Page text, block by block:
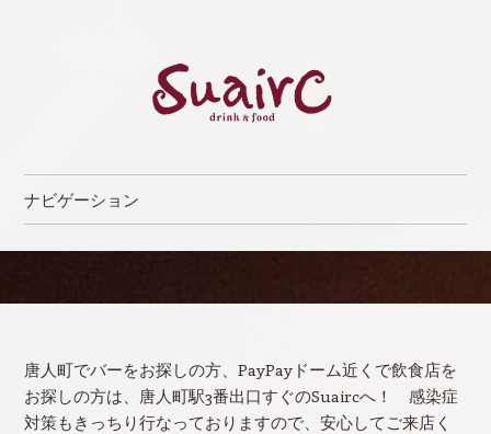
Suairc（スワイク）
ナビゲーション
唐人町でバーをお探しの方、PayPayドーム近くで飲食店を
お探しの方は、唐人町駅3番出口すぐのSuaircへ！ 感染症
対策もきっちり行なっておりますので、安心してご来店く